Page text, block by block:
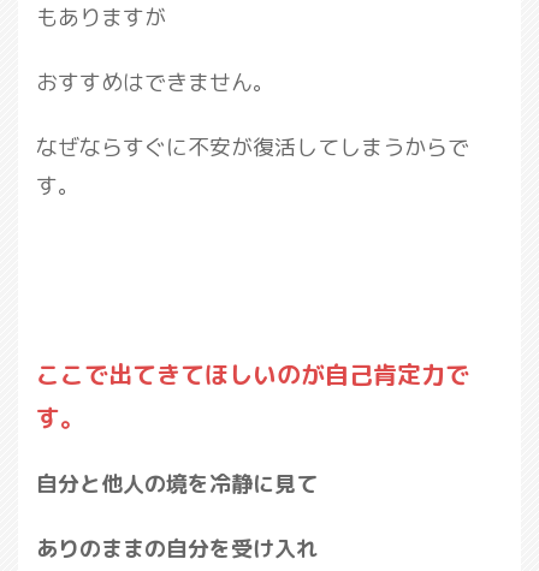
もありますが
おすすめはできません。
なぜならすぐに不安が復活してしまうからで
す。
ここで出てきてほしいのが自己肯定力で
す。
自分と他人の境を冷静に見て
ありのままの自分を受け入れ